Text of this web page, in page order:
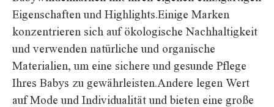
Eigenschaften und Highlights.Einige Marken
konzentrieren sich auf ökologische Nachhaltigkeit
und verwenden natürliche und organische
Materialien, um eine sichere und gesunde Pflege
Ihres Babys zu gewährleisten.Andere legen Wert
auf Mode und Individualität und bieten eine große